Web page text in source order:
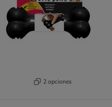
2 opciones